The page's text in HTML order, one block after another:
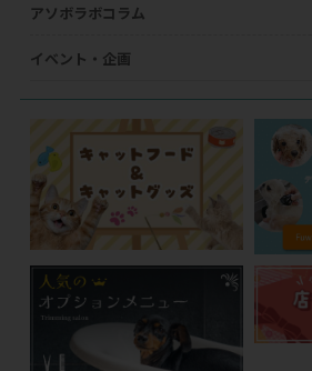
アソボラボコラム
イベント・企画